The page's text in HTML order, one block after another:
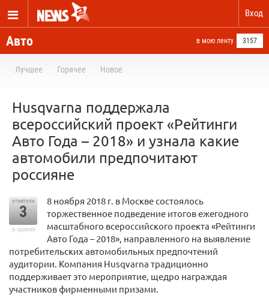
Вход
Авто в мою ленту 3157
Лучшее Горячее Новое
Husqvarna поддержала
всероссийский проект «Рейтинги
Авто Года – 2018» и узнала какие
автомобили предпочитают
россияне
отметили
3
в архиве
8 ноября 2018 г. в Москве состоялось
торжественное подведение итогов ежегодного
масштабного всероссийского проекта «Рейтинги
Авто Года – 2018», направленного на выявление
потребительских автомобильных предпочтений
аудитории. Компания Husqvarna традиционно
поддерживает это мероприятие, щедро награждая
участников фирменными призами.